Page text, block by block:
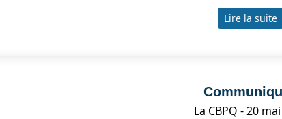
Lire la suite
La CBPQ
20